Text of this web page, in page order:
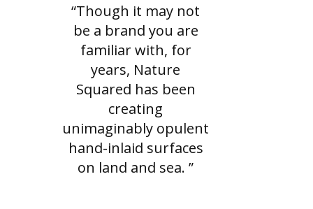
“Though it may not
be a brand you are
familiar with, for
years, Nature
Squared has been
creating
unimaginably opulent
hand-inlaid surfaces
on land and sea. ”